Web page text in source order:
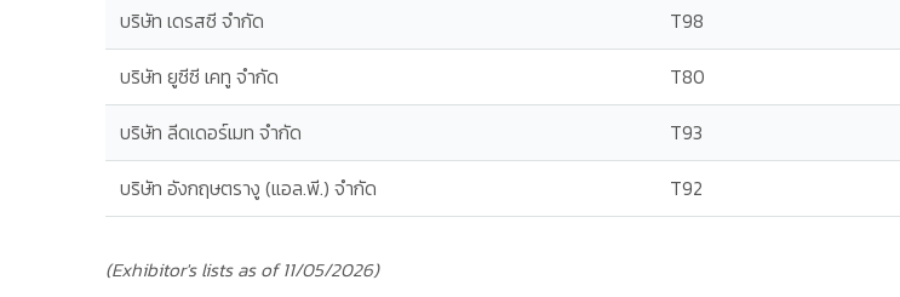
บริษัท เดรสซี จำกัด
T98
บริษัท ยูซีซี เคทู จำกัด
T80
บริษัท ลีดเดอร์เมท จำกัด
T93
บริษัท อังกฤษตรางู (แอล.พี.) จำกัด
T92
(Exhibitor's lists as of 11/05/2026)